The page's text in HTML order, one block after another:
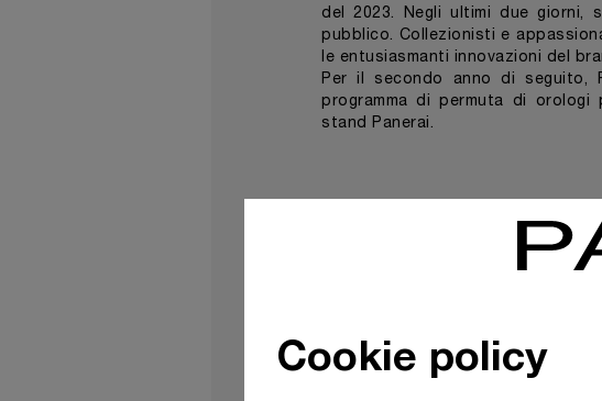
del 2023. Negli ultimi due giorni,
pubblico. Collezionisti e
le entusiasmanti innovazioni del
Per il secondo anno di seguito,
programma di permuta di orologi
stand Panerai.
Cookie policy